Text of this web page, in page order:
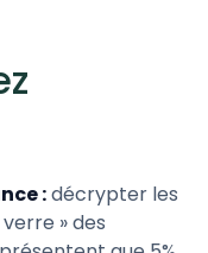
:décrypter les
» des